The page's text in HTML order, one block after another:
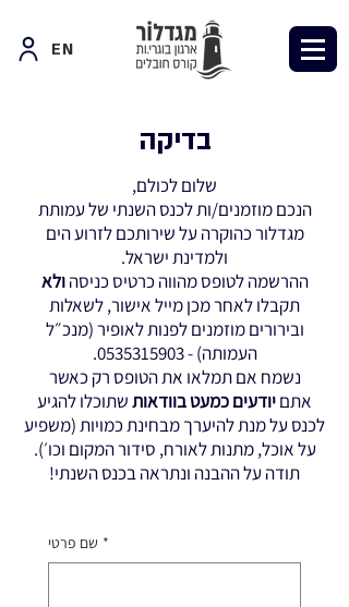
EN
בדיקה
שלום לכולם,
הנכם מוזמנים/ות לכנס השנתי של עמותת
מגדלור כהוקרה על שירותכם לזרוע הים
ולמדינת ישראל.
ההרשמה לטופס מהווה כרטיס כניסהולא
תקבלו לאחר מכן מייל אישור, לשאלות
ובירורים מוזמנים לפנות לאופיר (מנכ״ל
העמותה) -0535315903
.
נשמח אם תמלאו את הטופס רק כאשר
אתםיודעים כמעט בוודאותשתוכלו להגיע
לכנס על מנת להיערך מבחינת כמויות (משפיע
על אוכל, מתנות לאורח, סידור המקום וכו׳).
תודה על ההבנה ונתראה בכנס השנתי!
שם פרטי *